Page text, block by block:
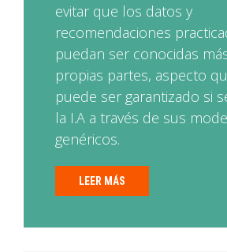
evitar que los datos y
recomendaciones
puedan ser conocidas
propias partes, aspecto
puede ser garantizado si
la I.A a través de sus
genéricos.
LEER MÁS